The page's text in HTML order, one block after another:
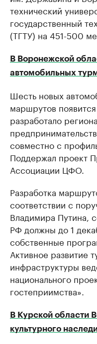
технический
государственный
(ТГТУ) на 451-500
В Воронежской
автомобильных
Шесть новых
маршрутов
разработало
совместно с
Поддержал проект
Ассоциации ЦФО.
Разработка
соответствии с
Владимира Путина,
РФ должны до 1
собственные
Активное развитие
инфраструктуры
национального
гостеприимства».
В Курской области
культурного